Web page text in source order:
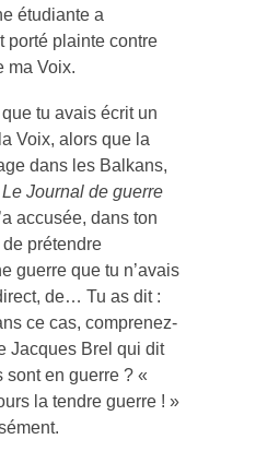
étudiante a
porté plainte contre
ma Voix.
tu avais écrit un
Voix, alors que la
dans les Balkans,
Le Journal de guerre
accusée, dans ton
de prétendre
guerre que tu n’avais
de… Tu as dit :
ce cas, comprenez-
Jacques Brel qui dit
sont en guerre ? «
la tendre guerre ! »